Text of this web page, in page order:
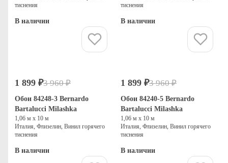
тиснения
В наличии
тиснения
В наличии
Распродажа
1 899 ₽3 960 ₽
Обои 84248-3 Bernardo
Bartalucci Milashka
1,06 м х 10 м
Италия, Флизелин, Винил горячего
тиснения
В наличии
Распродажа
1 899 ₽3 960 ₽
Обои 84240-5 Bernardo
Bartalucci Milashka
1,06 м х 10 м
Италия, Флизелин, Винил горячего
тиснения
В наличии